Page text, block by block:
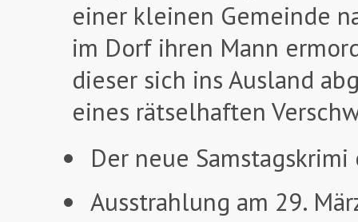
einer kleinen Gemeinde
im Dorf ihren Mann
dieser sich ins Ausland
eines rätselhaften
Der neue
Ausstrahlung am 29.